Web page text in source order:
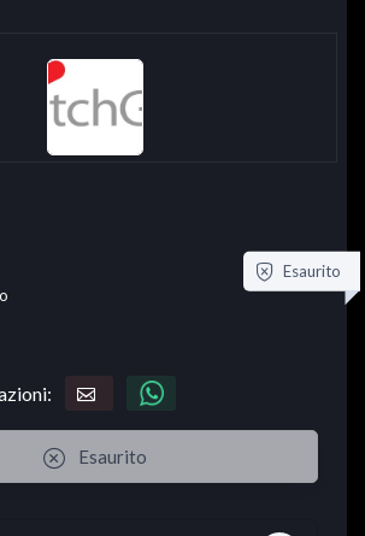
Esaurito
Esaurito